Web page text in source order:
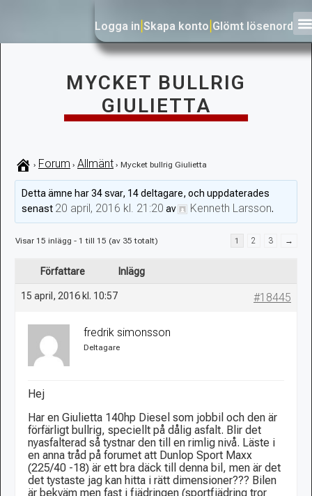
Logga in Skapa konto Glömt lösenord
MYCKET BULLRIG
GIULIETTA
› Forum › Allmänt › Mycket bullrig Giulietta
Detta ämne har 34 svar, 14 deltagare, och uppdaterades
senast 20 april, 2016 kl. 21:20 av Kenneth Larsson.
Visar 15 inlägg - 1 till 15 (av 35 totalt) 1 2 3 →
Författare Inlägg
15 april, 2016 kl. 10:57 #18445
fredrik simonsson
Deltagare
Hej
Har en Giulietta 140hp Diesel som jobbil och den är
förfärligt bullrig, speciellt på dålig asfalt. Blir det
nyasfalterad så tystnar den till en rimlig nivå. Läste i
en anna tråd på forumet att Dunlop Sport Maxx
(225/40 -18) är ett bra däck till denna bil, men är det
det tystaste jag kan hitta i rätt dimensioner??? Bilen
är bekväm men fast i fjädringen (sportfjädring tror